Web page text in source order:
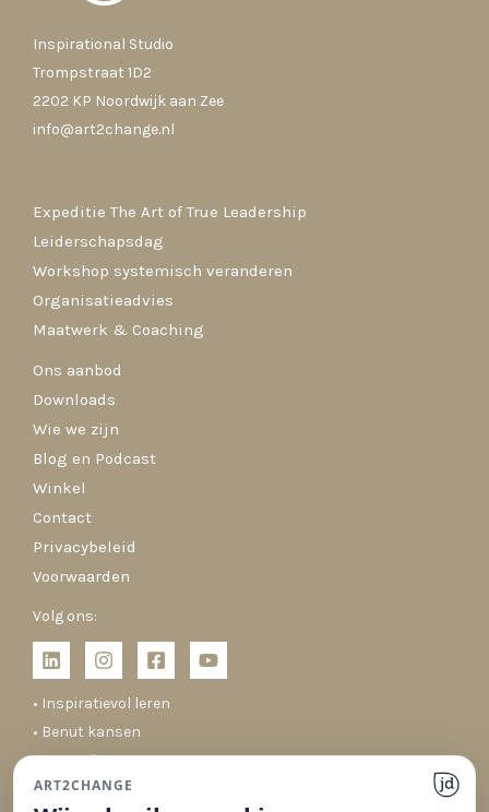
Inspirational Studio
Trompstraat 1D2
2202 KP Noordwijk aan Zee
info@art2change.nl
Expeditie The Art of True Leadership
Leiderschapsdag
Workshop systemisch veranderen
Organisatieadvies
Maatwerk & Coaching
Ons aanbod
Downloads
Wie we zijn
Blog en Podcast
Winkel
Contact
Privacybeleid
Voorwaarden
Volg ons:
• Inspiratievol leren
• Benut kansen
• Co-creëren
• Duurzaam veranderen
ART2CHANGE